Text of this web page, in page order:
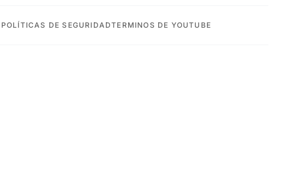
POLÍTICAS DE SEGURIDADTERMINOS DE YOUTUBE